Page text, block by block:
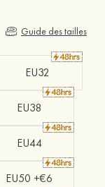
Guide des tailles
EU32
EU38
EU44
EU50 +€6